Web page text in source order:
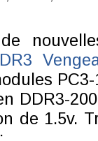
DDR3-
de 1.5v.